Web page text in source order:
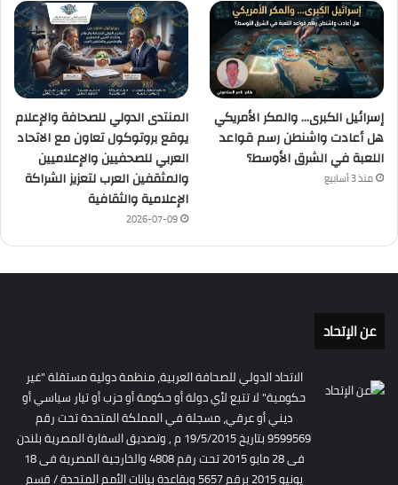
إسرائيل الكبرى… والمكر الأمريكي
هل أعادت واشنطن رسم قواعد
اللعبة في الشرق الأوسط؟
منذ 3 أسابيع
المنتدى الدولي للصحافة والإعلام
يوقع بروتوكول تعاون مع الاتحاد
العربي للصحفيين والإعلاميين
والمثقفين العرب لتعزيز الشراكة
الإعلامية والثقافية
2026-07-09
عن الإتحاد
الاتحاد الدولي للصحافة العربية، منظمة دولية مستقلة "غير
حكومية" لا تتبع لأي دولة أو حكومة أو حزب أو تيار سياسي أو
ديني أو عرقي، مسجلة في المملكة المتحدة تحت رقم
9599569 بتاريخ 19/5/2015 م , وتصديق السفارة المصرية بلندن
فى 28 مايو 2015 تحت رقم 4808 والخارجية المصرية فى 18
يونيو 2015 برقم 5657 وبقاعدة بيانات الأمم المتحدة / قسم